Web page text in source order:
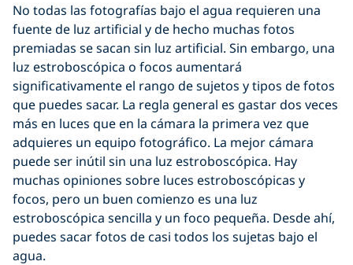
No todas las fotografías bajo el agua requieren una
fuente de luz artificial y de hecho muchas fotos
premiadas se sacan sin luz artificial. Sin embargo, una
luz estroboscópica o focos aumentará
significativamente el rango de sujetos y tipos de fotos
que puedes sacar. La regla general es gastar dos veces
más en luces que en la cámara la primera vez que
adquieres un equipo fotográfico. La mejor cámara
puede ser inútil sin una luz estroboscópica. Hay
muchas opiniones sobre luces estroboscópicas y
focos, pero un buen comienzo es una luz
estroboscópica sencilla y un foco pequeña. Desde ahí,
puedes sacar fotos de casi todos los sujetas bajo el
agua.